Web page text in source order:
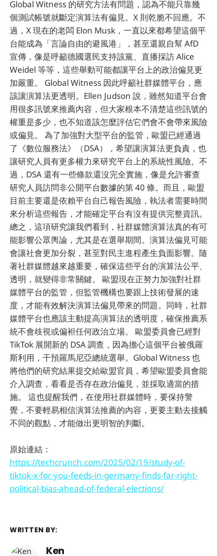
Global Witness 的研究方法有問題，認為不能只靠幾
個測試帳號就斷定演算法有偏見。X 則乾脆不回應。不
過，X 現在的老闆 Elon Musk，一直以來都希望這個平
台能成為「言論自由的避風港」，甚至還親自幫 AfD
宣傳，像是呼籲德國選民支持該黨、直播採訪 Alice
Weidel 等等，這些舉動可能都讓平台上的政治偏見更
加嚴重。 Global Witness 因此呼籲社群媒體平台，應
該讓演算法更透明。Ellen Judson 說，雖然知道平台會
用很多訊號來推薦內容，但大家根本不清楚這些訊號的
權重是多少，也不知道該怎麼評估它們會不會帶來風險
或偏見。 為了加強對大型平台的監管，歐盟已經通過
了《數位服務法》（DSA），希望讓演算法更負責，也
讓研究人員有更多權力來研究平台上的系統性風險。不
過，DSA 還有一些條款還沒完全實施，像是允許審查
研究人員訪問非公開平台數據的第 40 條。而且，歐盟
目前主要還是依賴平台自己報告風險，執法者需要時間
來分析這些報告，才能確定平台有沒有提供完整資訊。
總之，這項研究讓我們看到，社群媒體演算法真的有可
能影響公眾輿論，尤其是在選舉期間。演算法偏見可能
會讓社會更加分裂，甚至對民主進程產生負面影響。隨
著社群媒體越來越重要，確保這些平台的演算法公平、
透明，就變得非常關鍵。 歐盟現在正努力加強對社群
媒體平台的監管，但監管機構也要跟上技術發展的速
度，才能有效解決演算法偏見帶來的問題。同時，社群
媒體平台也應該主動提高演算法的透明度，確保推薦系
統不會歧視或偏袒任何政治立場。 歐盟委員會已經對
TikTok 展開新的 DSA 調查，因為擔心這個平台被俄羅
斯利用，干預羅馬尼亞總統選舉。Global Witness 也
將他們的研究結果提交給歐盟官員，希望歐盟委員會能
介入調查，看看是否存在政治偏見，並採取適當的措
施。 這也提醒我們，在使用社群媒體時，要保持警
覺，不要輕易相信演算法推薦的內容，更要主動去接觸
不同的觀點，才能做出更明智的判斷。
原始連結：
https://techcrunch.com/2025/02/19/study-of-
tiktok-x-for-you-feeds-in-germany-finds-far-right-
political-bias-ahead-of-federal-elections/
WRITTEN BY:
Ken